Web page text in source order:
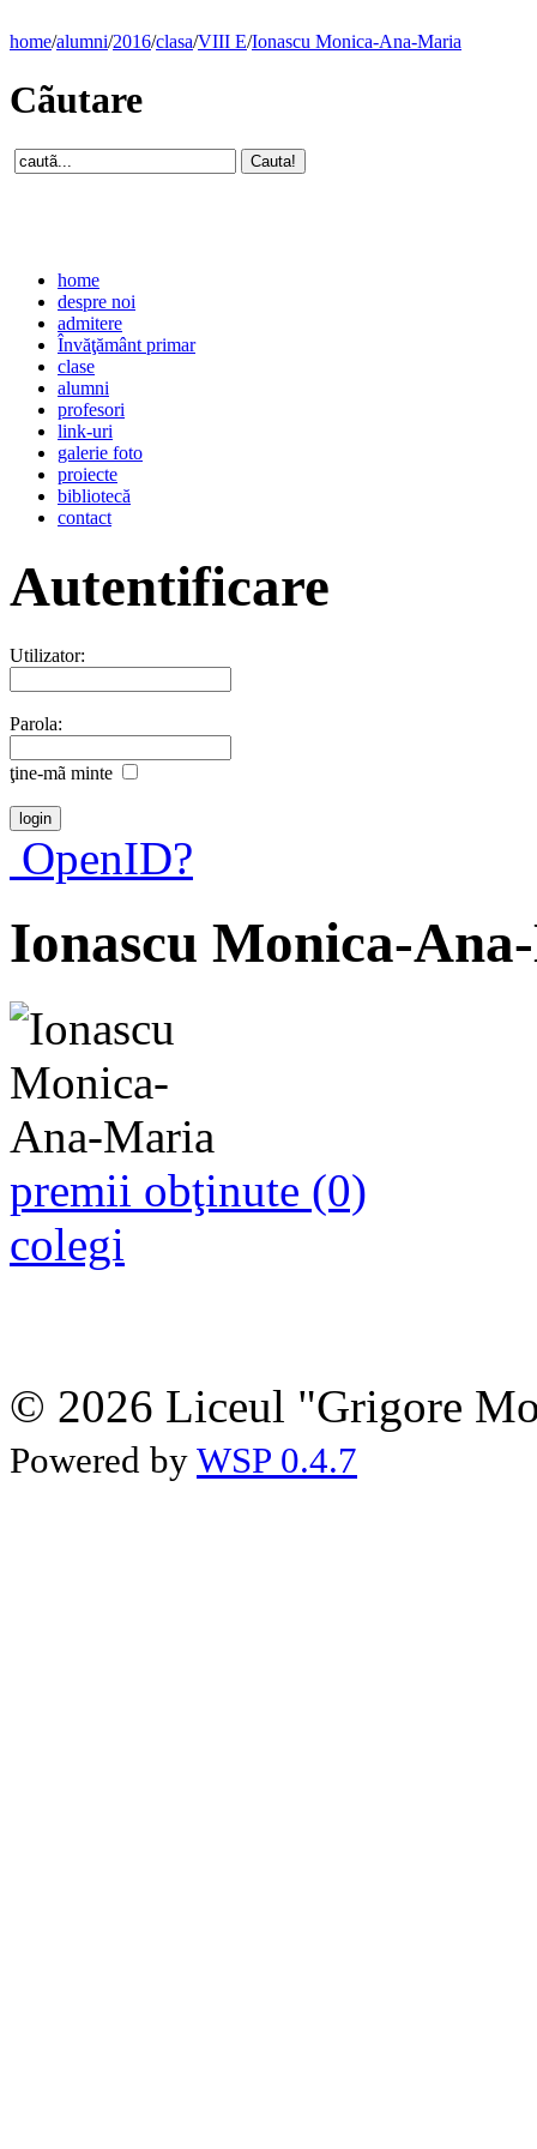
home/alumni/2016/clasa/VIII E/Ionascu Monica-Ana-Maria
Cãutare
home
despre noi
admitere
Învăţământ primar
clase
alumni
profesori
link-uri
galerie foto
proiecte
bibliotecă
contact
Autentificare
Utilizator:
Parola:
ţine-mã minte
OpenID?
Ionascu Monica-
premii obţinute (0)
colegi
© 2026 Liceul "Grigore
Powered by WSP 0.4.7